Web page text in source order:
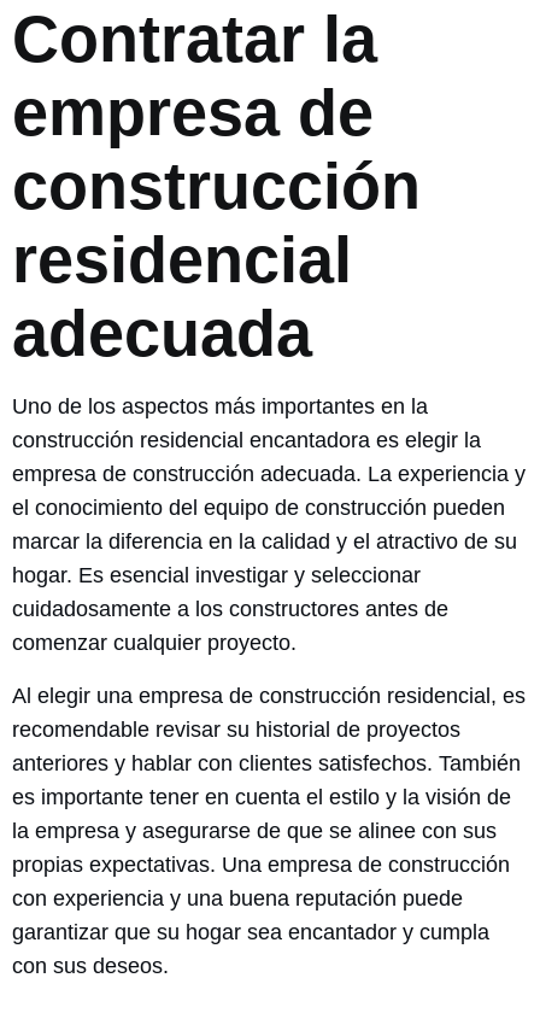
Contratar la
empresa de
construcción
residencial
adecuada
Uno de los aspectos más importantes en la
construcción residencial encantadora es elegir la
empresa de construcción adecuada. La experiencia y
el conocimiento del equipo de construcción pueden
marcar la diferencia en la calidad y el atractivo de su
hogar. Es esencial investigar y seleccionar
cuidadosamente a los constructores antes de
comenzar cualquier proyecto.
Al elegir una empresa de construcción residencial, es
recomendable revisar su historial de proyectos
anteriores y hablar con clientes satisfechos. También
es importante tener en cuenta el estilo y la visión de
la empresa y asegurarse de que se alinee con sus
propias expectativas. Una empresa de construcción
con experiencia y una buena reputación puede
garantizar que su hogar sea encantador y cumpla
con sus deseos.